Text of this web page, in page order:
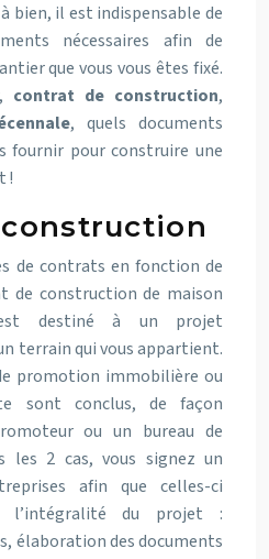
bien, il est indispensable de
nécessaires afin de
que vous vous êtes fixé.
contrat de construction,
, quels documents
fournir pour construire une
!
de contrats en fonction de
de construction de maison
est destiné à un projet
terrain qui vous appartient.
promotion immobilière ou
sont conclus, de façon
ou un bureau de
les 2 cas, vous signez un
afin que celles-ci
l’intégralité du projet :
élaboration des documents